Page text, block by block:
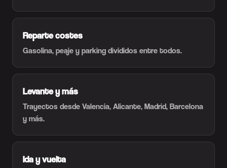
Reparte costes
Gasolina, peaje y parking divididos entre todos.
Levante y más
Trayectos desde Valencia, Alicante, Madrid, Barcelona
y más.
Ida y vuelta